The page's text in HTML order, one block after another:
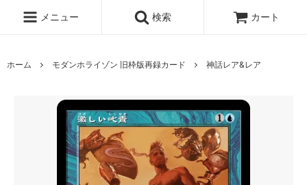
メニュー 検索 カート
ホーム モダンホライゾン 旧枠版再録カード 神話レア&レア